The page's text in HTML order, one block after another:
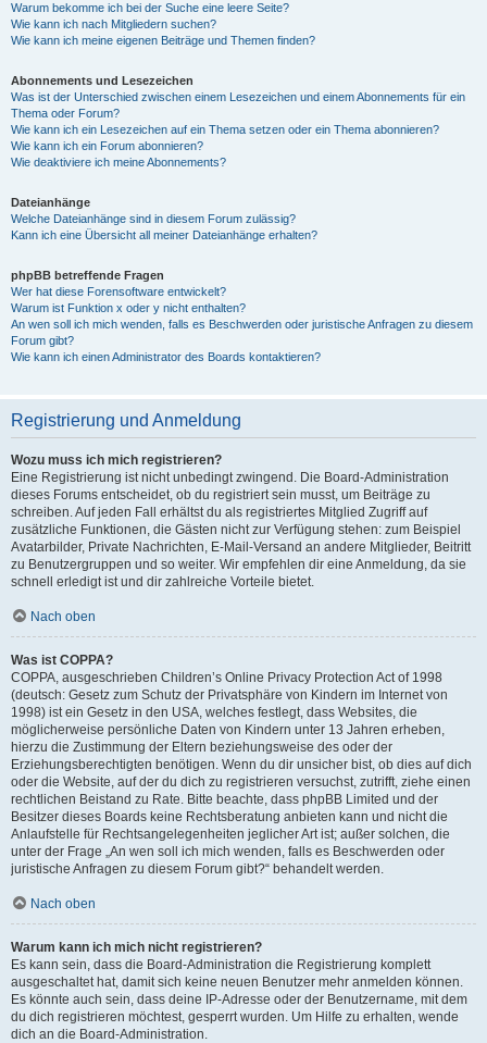
Warum bekomme ich bei der Suche eine leere Seite?
Wie kann ich nach Mitgliedern suchen?
Wie kann ich meine eigenen Beiträge und Themen finden?
Abonnements und Lesezeichen
Was ist der Unterschied zwischen einem Lesezeichen und einem Abonnements für ein
Thema oder Forum?
Wie kann ich ein Lesezeichen auf ein Thema setzen oder ein Thema abonnieren?
Wie kann ich ein Forum abonnieren?
Wie deaktiviere ich meine Abonnements?
Dateianhänge
Welche Dateianhänge sind in diesem Forum zulässig?
Kann ich eine Übersicht all meiner Dateianhänge erhalten?
phpBB betreffende Fragen
Wer hat diese Forensoftware entwickelt?
Warum ist Funktion x oder y nicht enthalten?
An wen soll ich mich wenden, falls es Beschwerden oder juristische Anfragen zu diesem
Forum gibt?
Wie kann ich einen Administrator des Boards kontaktieren?
Registrierung und Anmeldung
Wozu muss ich mich registrieren?
Eine Registrierung ist nicht unbedingt zwingend. Die Board-Administration
dieses Forums entscheidet, ob du registriert sein musst, um Beiträge zu
schreiben. Auf jeden Fall erhältst du als registriertes Mitglied Zugriff auf
zusätzliche Funktionen, die Gästen nicht zur Verfügung stehen: zum Beispiel
Avatarbilder, Private Nachrichten, E-Mail-Versand an andere Mitglieder, Beitritt
zu Benutzergruppen und so weiter. Wir empfehlen dir eine Anmeldung, da sie
schnell erledigt ist und dir zahlreiche Vorteile bietet.
Nach oben
Was ist COPPA?
COPPA, ausgeschrieben Children’s Online Privacy Protection Act of 1998
(deutsch: Gesetz zum Schutz der Privatsphäre von Kindern im Internet von
1998) ist ein Gesetz in den USA, welches festlegt, dass Websites, die
möglicherweise persönliche Daten von Kindern unter 13 Jahren erheben,
hierzu die Zustimmung der Eltern beziehungsweise des oder der
Erziehungsberechtigten benötigen. Wenn du dir unsicher bist, ob dies auf dich
oder die Website, auf der du dich zu registrieren versuchst, zutrifft, ziehe einen
rechtlichen Beistand zu Rate. Bitte beachte, dass phpBB Limited und der
Besitzer dieses Boards keine Rechtsberatung anbieten kann und nicht die
Anlaufstelle für Rechtsangelegenheiten jeglicher Art ist; außer solchen, die
unter der Frage „An wen soll ich mich wenden, falls es Beschwerden oder
juristische Anfragen zu diesem Forum gibt?“ behandelt werden.
Nach oben
Warum kann ich mich nicht registrieren?
Es kann sein, dass die Board-Administration die Registrierung komplett
ausgeschaltet hat, damit sich keine neuen Benutzer mehr anmelden können.
Es könnte auch sein, dass deine IP-Adresse oder der Benutzername, mit dem
du dich registrieren möchtest, gesperrt wurden. Um Hilfe zu erhalten, wende
dich an die Board-Administration.